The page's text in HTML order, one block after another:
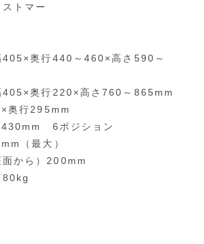
トマー
405×奥行440～460×高さ590～
405×奥行220×高さ760～865mm
奥行295mm
430mm 6ポジション
（最大）
から）200mm
80kg